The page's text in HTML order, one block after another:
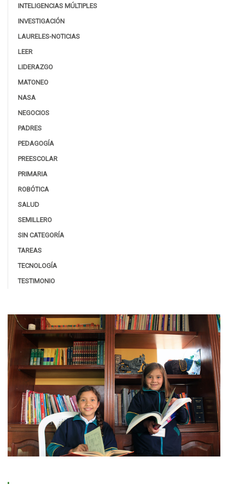
INTELIGENCIAS MÚLTIPLES
INVESTIGACIÓN
LAURELES-NOTICIAS
LEER
LIDERAZGO
MATONEO
NASA
NEGOCIOS
PADRES
PEDAGOGÍA
PREESCOLAR
PRIMARIA
ROBÓTICA
SALUD
SEMILLERO
SIN CATEGORÍA
TAREAS
TECNOLOGÍA
TESTIMONIO